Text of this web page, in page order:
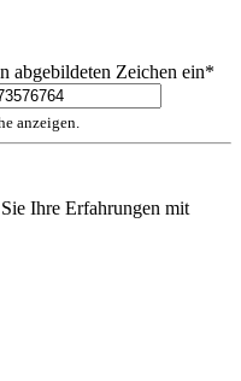
abgebildeten Zeichen ein*
anzeigen.
Ihre Erfahrungen mit